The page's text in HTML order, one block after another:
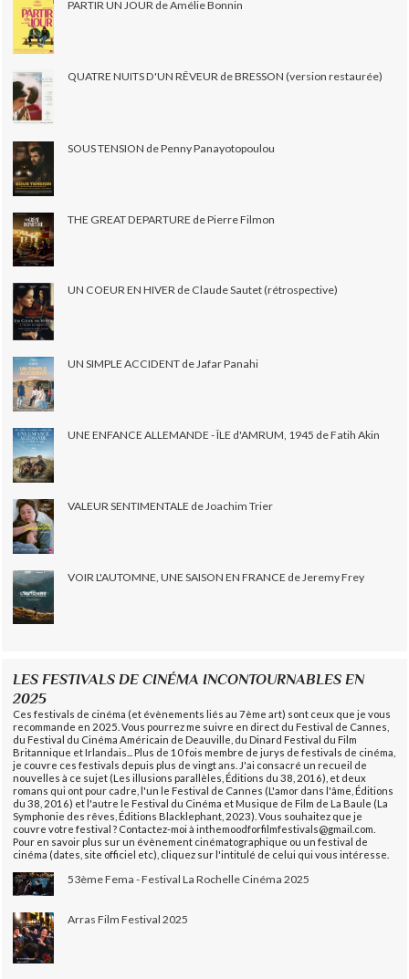
PARTIR UN JOUR de Amélie Bonnin
QUATRE NUITS D'UN RÊVEUR de BRESSON (version restaurée)
SOUS TENSION de Penny Panayotopoulou
THE GREAT DEPARTURE de Pierre Filmon
UN COEUR EN HIVER de Claude Sautet (rétrospective)
UN SIMPLE ACCIDENT de Jafar Panahi
UNE ENFANCE ALLEMANDE - ÎLE d'AMRUM, 1945 de Fatih Akin
VALEUR SENTIMENTALE de Joachim Trier
VOIR L'AUTOMNE, UNE SAISON EN FRANCE de Jeremy Frey
LES FESTIVALS DE CINÉMA INCONTOURNABLES EN
2025
Ces festivals de cinéma (et évènements liés au 7ème art) sont ceux que je vous
recommande en 2025. Vous pourrez me suivre en direct du Festival de Cannes,
du Festival du Cinéma Américain de Deauville, du Dinard Festival du Film
Britannique et Irlandais... Plus de 10 fois membre de jurys de festivals de cinéma,
je couvre ces festivals depuis plus de vingt ans. J'ai consacré un recueil de
nouvelles à ce sujet (Les illusions parallèles, Éditions du 38, 2016), et deux
romans qui ont pour cadre, l'un le Festival de Cannes (L'amor dans l'âme, Éditions
du 38, 2016) et l'autre le Festival du Cinéma et Musique de Film de La Baule (La
Symphonie des rêves, Éditions Blacklephant, 2023). Vous souhaitez que je
couvre votre festival ? Contactez-moi à inthemoodforfilmfestivals@gmail.com.
Pour en savoir plus sur un évènement cinématographique ou un festival de
cinéma (dates, site officiel etc), cliquez sur l'intitulé de celui qui vous intéresse.
53ème Fema - Festival La Rochelle Cinéma 2025
Arras Film Festival 2025